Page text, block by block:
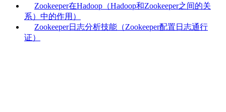
Zookeeper在Hadoop（Hadoop和Zookeeper之间的关
系）中的作用）
Zookeeper日志分析技能（Zookeeper配置日志通行
证）